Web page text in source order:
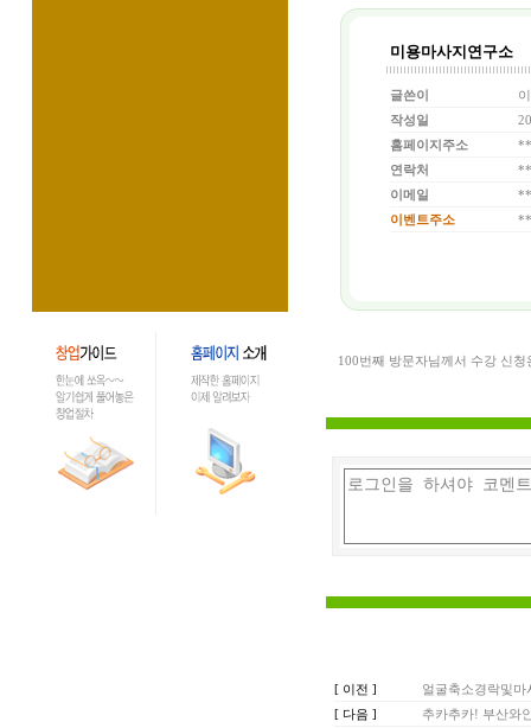
미용마사지연구소
글쓴이
작성일
홈페이지주소
연락처
이메일
이벤트주소
100번째 방문자님께서 수강 신
[ 이전 ]
얼굴축소경락및마
[ 다음 ]
추카추카! 부산와